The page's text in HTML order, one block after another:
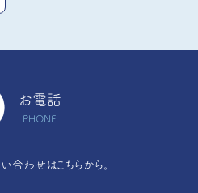
お電話
PHONE
合わせはこちらから。